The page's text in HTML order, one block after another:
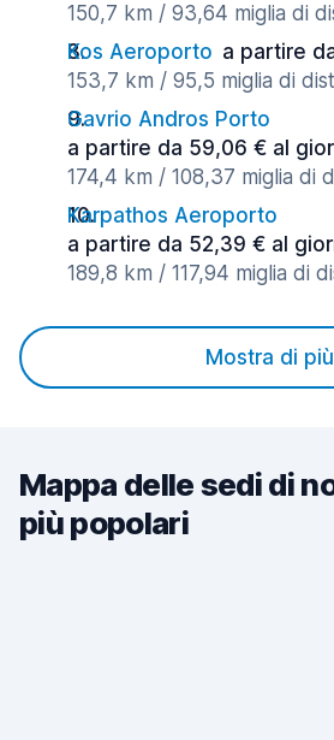
150,7 km / 93,64 miglia di
Kos Aeroporto a partire
153,7 km / 95,5 miglia di
Gavrio Andros Porto
a partire da 59,06 € al
174,4 km / 108,37 miglia di
Karpathos Aeroporto
a partire da 52,39 € al
189,8 km / 117,94 miglia di
Mostra di più
Mappa delle sedi di
più popolari